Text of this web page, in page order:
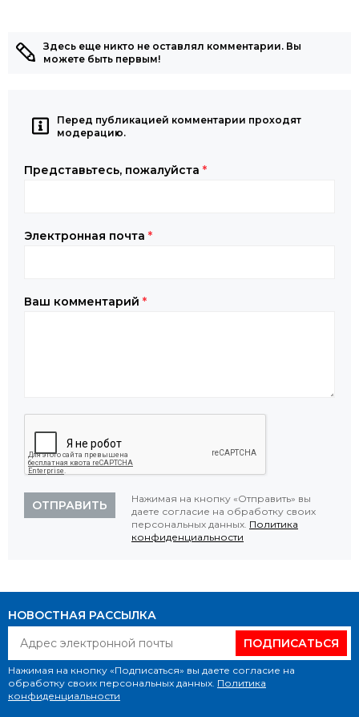
Здесь еще никто не оставлял комментарии. Вы
можете быть первым!
Перед публикацией комментарии проходят
модерацию.
Представьтесь, пожалуйста *
Электронная почта *
Ваш комментарий *
ОТПРАВИТЬ
Нажимая на кнопку «Отправить» вы
даете согласие на обработку своих
персональных данных. Политика
конфиденциальности
НОВОСТНАЯ РАССЫЛКА
ПОДПИСАТЬСЯ
Нажимая на кнопку «Подписаться» вы даете согласие на
обработку своих персональных данных. Политика
конфиденциальности